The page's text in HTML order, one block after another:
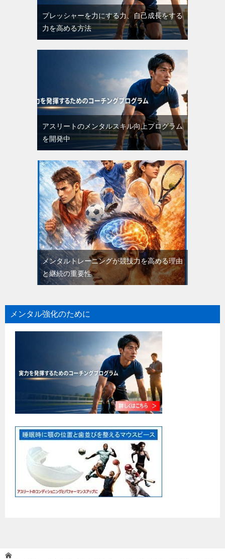
プレッシャーを力にする力、自己成長をする
力を高める方法
アスリートのメンタルスキル向上プログラム
を開発中
メンタルトレーニングが競技力を高める理由
と継続の重要性
メンタル強化のために